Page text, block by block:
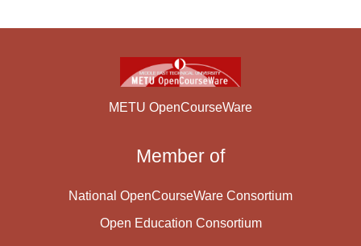
METU OpenCourseWare
Member of
National OpenCourseWare Consortium
Open Education Consortium